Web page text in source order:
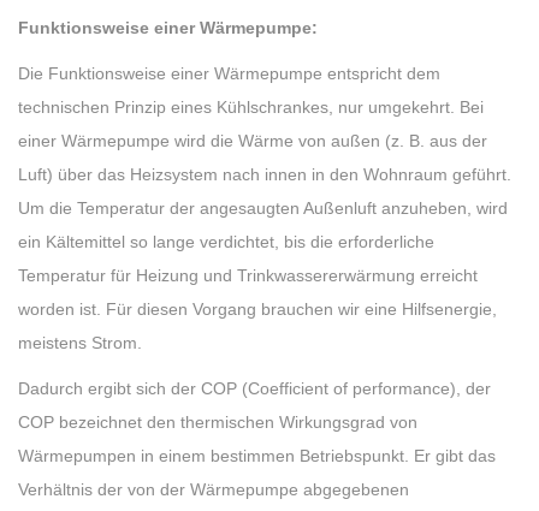
Funktionsweise einer Wärmepumpe:
Die Funktionsweise einer Wärmepumpe entspricht dem
technischen Prinzip eines Kühlschrankes, nur umgekehrt. Bei
einer Wärmepumpe wird die Wärme von außen (z. B. aus der
Luft) über das Heizsystem nach innen in den Wohnraum geführt.
Um die Temperatur der angesaugten Außenluft anzuheben, wird
ein Kältemittel so lange verdichtet, bis die erforderliche
Temperatur für Heizung und Trinkwassererwärmung erreicht
worden ist. Für diesen Vorgang brauchen wir eine Hilfsenergie,
meistens Strom.
Dadurch ergibt sich der COP (Coefficient of performance), der
COP bezeichnet den thermischen Wirkungsgrad von
Wärmepumpen in einem bestimmen Betriebspunkt. Er gibt das
Verhältnis der von der Wärmepumpe abgegebenen